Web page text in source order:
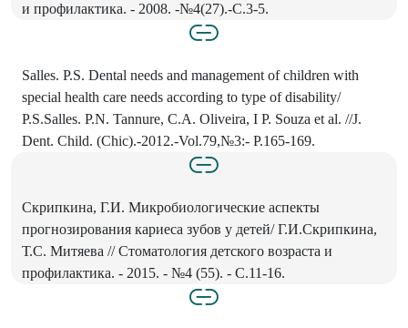
и профилактика. - 2008. -№4(27).-С.3-5.
Salles. P.S. Dental needs and management of children with
special health care needs according to type of disability/
P.S.Salles. P.N. Tannure, C.A. Oliveira, I P. Souza et al. //J.
Dent. Child. (Chic).-2012.-Vol.79,№3:- P.165-169.
Скрипкина, Г.И. Микробиологические аспекты
прогнозирования кариеса зубов у детей/ Г.И.Скрипкина,
Т.С. Митяева // Стоматология детского возраста и
профилактика. - 2015. - №4 (55). - С.11-16.